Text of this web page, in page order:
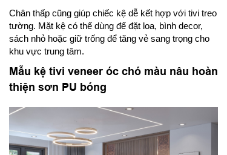
Chân thấp cũng giúp chiếc kệ dễ kết hợp với tivi treo
tường. Mặt kệ có thể dùng để đặt loa, bình decor,
sách nhỏ hoặc giữ trống để tăng vẻ sang trọng cho
khu vực trung tâm.
Mẫu kệ tivi veneer óc chó màu nâu hoàn
thiện sơn PU bóng